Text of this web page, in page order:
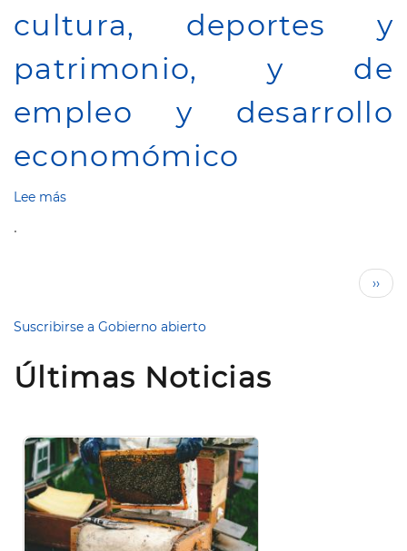
cultura, deportes y
patrimonio, y de
empleo y desarrollo
economómico
Lee más
áreas
cultura,
patrimonio,
y
de
empleo
desarrollo
economómico
.
››
Suscribirse a Gobierno abierto
Últimas Noticias